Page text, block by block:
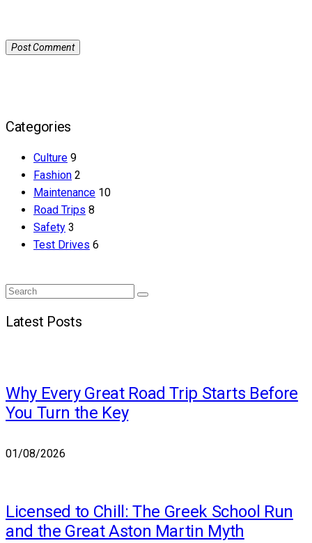
Categories
Culture 9
Fashion 2
Maintenance 10
Road Trips 8
Safety 3
Test Drives 6
Search
Search
Latest Posts
Why Every Great Road Trip Starts Before
You Turn the Key
01/08/2026
Licensed to Chill: The Greek School Run
and the Great Aston Martin Myth